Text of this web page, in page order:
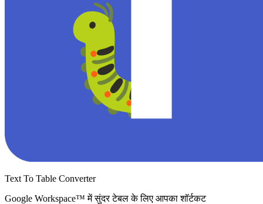
Text To Table Converter
Google Workspace™ में सुंदर टेबल के लिए आपका शॉर्टकट